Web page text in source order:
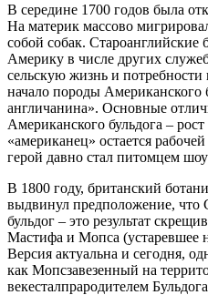
В середине 1700 годов была
На материк массово
собой собак. Староанглийские
Америку в числе других
сельскую жизнь и
начало породы Американского
англичанина». Основные
Американского бульдога –
«американец» остается
герой давно стал питомцем
В 1800 году, британский
выдвинул предположение,
бульдог – это результат
Мастифа и Мопса (устаревшее
Версия актуальна и сегодня,
как Мопсзавезенный на
векесталпрародителем